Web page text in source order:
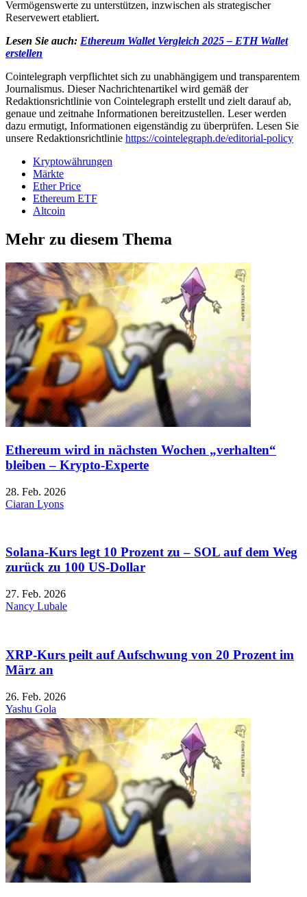
Vermögenswerte zu unterstützen, inzwischen als strategischer
Reservewert etabliert.
Lesen Sie auch: Ethereum Wallet Vergleich 2025 – ETH Wallet
erstellen
Cointelegraph verpflichtet sich zu unabhängigem und transparentem
Journalismus. Dieser Nachrichtenartikel wird gemäß der
Redaktionsrichtlinie von Cointelegraph erstellt und zielt darauf ab,
genaue und zeitnahe Informationen bereitzustellen. Leser werden
dazu ermutigt, Informationen eigenständig zu überprüfen. Lesen Sie
unsere Redaktionsrichtlinie https://cointelegraph.de/editorial-policy
Kryptowährungen
Märkte
Ether Price
Ethereum ETF
Altcoin
Mehr zu diesem Thema
Ethereum wird in nächsten Wochen „verhalten“
bleiben – Krypto-Experte
28. Feb. 2026
Ciaran Lyons
Solana-Kurs legt 10 Prozent zu – SOL auf dem Weg
zurück zu 100 US-Dollar
27. Feb. 2026
Nancy Lubale
XRP-Kurs peilt auf Aufschwung von 20 Prozent im
März an
26. Feb. 2026
Yashu Gola